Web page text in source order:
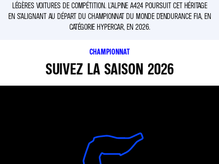
LÉGÈRES VOITURES DE COMPÉTITION. L’ALPINE A424 POURSUIT CET HÉRITAGE
EN S’ALIGNANT AU DÉPART DU CHAMPIONNAT DU MONDE D’ENDURANCE FIA, EN
CATÉGORIE HYPERCAR, EN 2026.
CHAMPIONNAT
SUIVEZ LA SAISON 2026